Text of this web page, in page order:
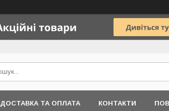
ДОСТАВКА ТА ОПЛАТА КОНТАКТИ